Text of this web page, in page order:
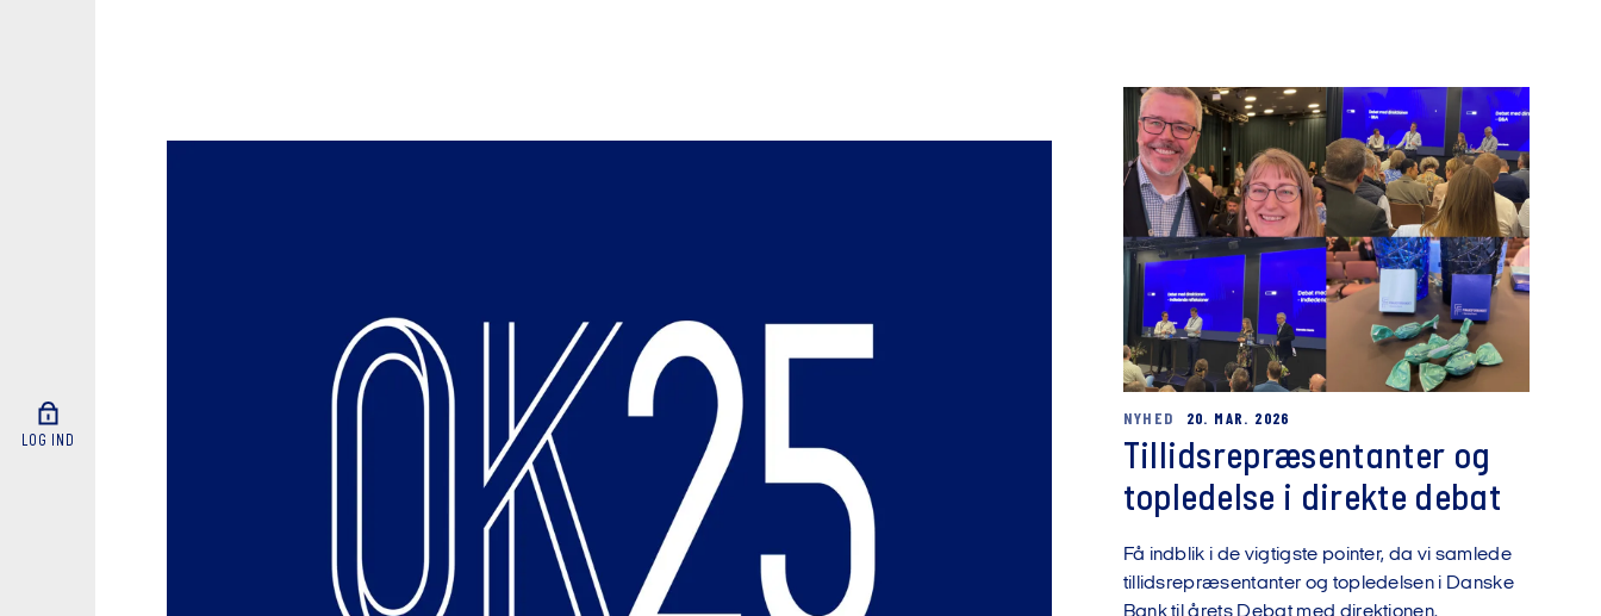
LOG IND
NYHED 20. MAR. 2026
Tillidsrepræsentanter og
topledelse i direkte debat
Få indblik i de vigtigste pointer, da vi samlede
tillidsrepræsentanter og topledelsen i Danske
Bank til årets Debat med direktionen.